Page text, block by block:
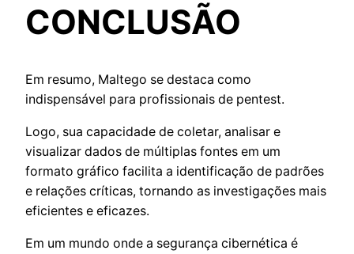
CONCLUSÃO
Em resumo, Maltego se destaca como
indispensável para profissionais de pentest.
Logo, sua capacidade de coletar, analisar e
visualizar dados de múltiplas fontes em um
formato gráfico facilita a identificação de padrões
e relações críticas, tornando as investigações mais
eficientes e eficazes.
Em um mundo onde a segurança cibernética é